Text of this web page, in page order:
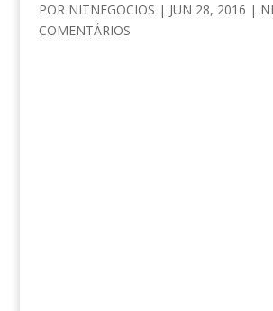
POR NITNEGOCIOS | JUN 28, 2016 |
COMENTÁRIOS